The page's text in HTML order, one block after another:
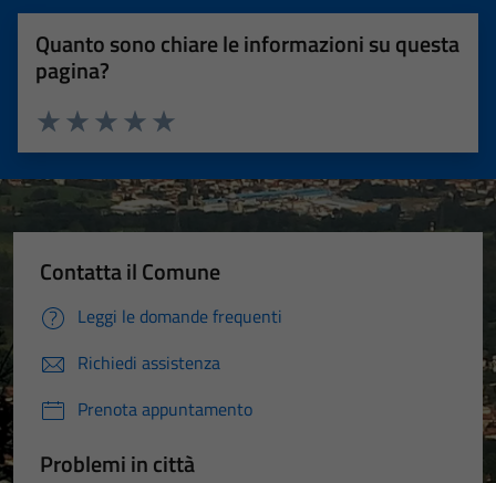
Quanto sono chiare le informazioni su questa
pagina?
Valuta 5 stelle su 5
Valuta 4 stelle su 5
Valuta 3 stelle su 5
Valuta 2 stelle su 5
Valuta 1 stelle su 5
Contatta il Comune
Leggi le domande frequenti
Richiedi assistenza
Prenota appuntamento
Problemi in città